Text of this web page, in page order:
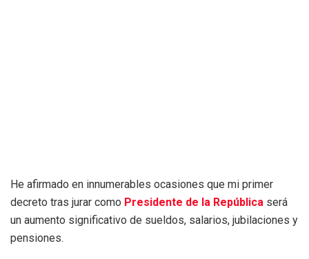
He afirmado en innumerables ocasiones que mi primer
decreto tras jurar como Presidente de la República será
un aumento significativo de sueldos, salarios, jubilaciones y
pensiones.